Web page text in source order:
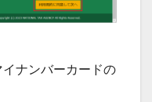
イナンバーカードの